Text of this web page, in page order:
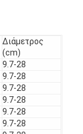
Διάμετρος
(cm)
9.7-28
9.7-28
9.7-28
9.7-28
9.7-28
9.7-28